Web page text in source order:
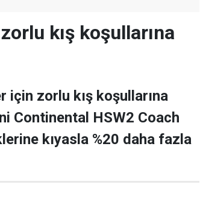
kış koşullarına
zorlu kış koşullarına
Continental HSW2 Coach
kıyasla %20 daha fazla